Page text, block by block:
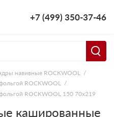
+7 (499) 350-37-46
навивные ROCKWOOL
ROCKWOOL
ROCKWOOL 150 70х219
кашированные